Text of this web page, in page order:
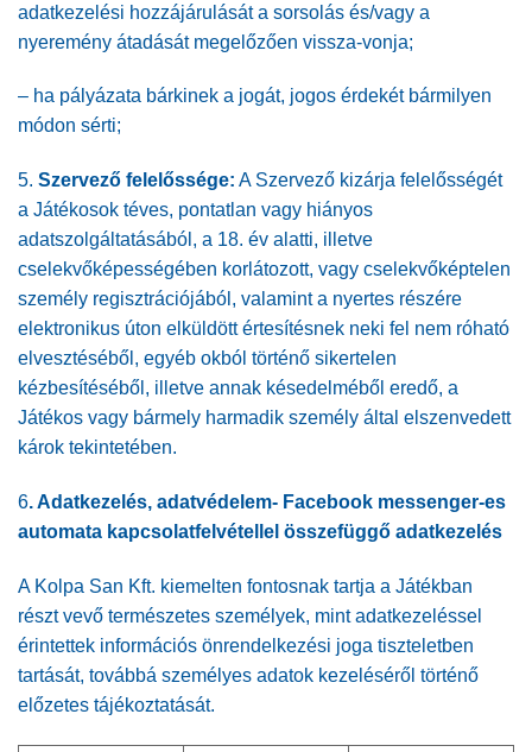
adatkezelési hozzájárulását a sorsolás és/vagy a
nyeremény átadását megelőzően vissza-vonja;
– ha pályázata bárkinek a jogát, jogos érdekét bármilyen
módon sérti;
5. Szervező felelőssége: A Szervező kizárja felelősségét
a Játékosok téves, pontatlan vagy hiányos
adatszolgáltatásából, a 18. év alatti, illetve
cselekvőképességében korlátozott, vagy cselekvőképtelen
személy regisztrációjából, valamint a nyertes részére
elektronikus úton elküldött értesítésnek neki fel nem róható
elvesztéséből, egyéb okból történő sikertelen
kézbesítéséből, illetve annak késedelméből eredő, a
Játékos vagy bármely harmadik személy által elszenvedett
károk tekintetében.
6.Adatkezelés, adatvédelem- Facebook messenger-es
automata kapcsolatfelvétellel összefüggő adatkezelés
A Kolpa San Kft. kiemelten fontosnak tartja a Játékban
részt vevő természetes személyek, mint adatkezeléssel
érintettek információs önrendelkezési joga tiszteletben
tartását, továbbá személyes adatok kezeléséről történő
előzetes tájékoztatását.